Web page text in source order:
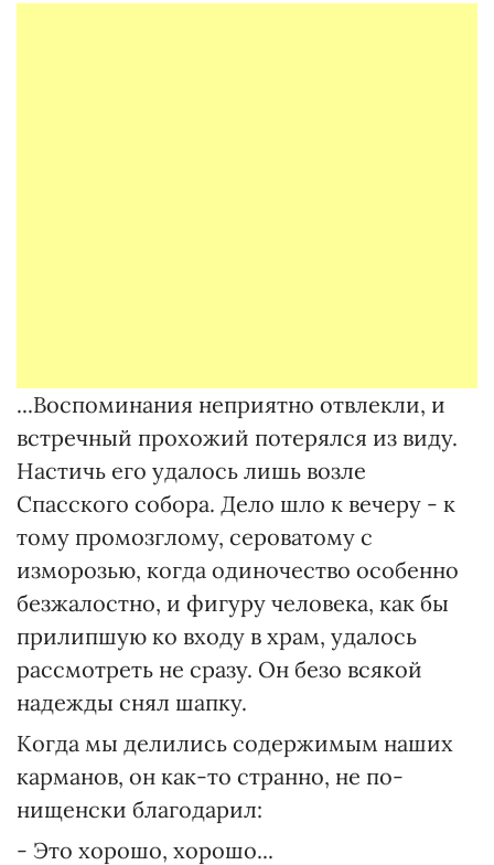
...Воспоминания неприятно отвлекли, и
встречный прохожий потерялся из виду.
Настичь его удалось лишь возле
Спасского собора. Дело шло к вечеру - к
тому промозглому, сероватому с
изморозью, когда одиночество особенно
безжалостно, и фигуру человека, как бы
прилипшую ко входу в храм, удалось
рассмотреть не сразу. Он безо всякой
надежды снял шапку.
Когда мы делились содержимым наших
карманов, он как-то странно, не по-
нищенски благодарил:
- Это хорошо, хорошо...